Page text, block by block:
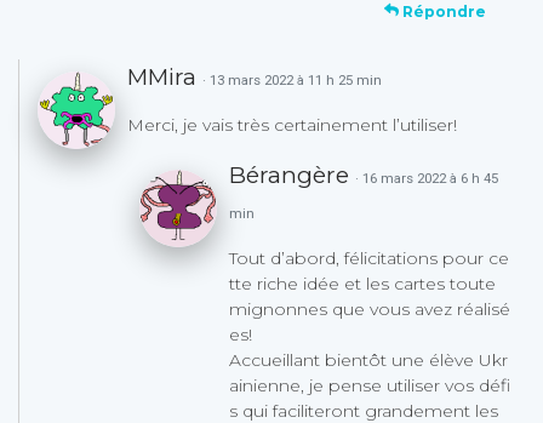
Répondre
MMira · 13 mars 2022 à 11 h 25 min
Merci, je vais très certainement l’utiliser!
Bérangère · 16 mars 2022 à 6 h 45
min
Tout d’abord, félicitations pour ce
tte riche idée et les cartes toute
mignonnes que vous avez réalisé
es!
Accueillant bientôt une élève Ukr
ainienne, je pense utiliser vos défi
s qui faciliteront grandement les